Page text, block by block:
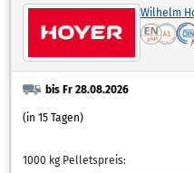
Wilhelm
bis Fr 28.08.2026
(in 15 Tagen)
1000 kg Pelletspreis: